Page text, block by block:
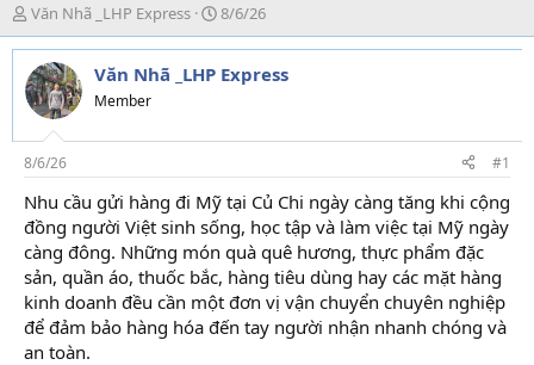
T
h
r
e
a
d
s
t
a
r
t
e
r
Văn Nhã _LHP Express
N
g
à
y
i
8/6/26
Văn Nhã _LHP Express
Member
8/6/26 #1
Nhu cầu gửi hàng đi Mỹ tại Củ Chi ngày càng tăng khi cộng
đồng người Việt sinh sống, học tập và làm việc tại Mỹ ngày
càng đông. Những món quà quê hương, thực phẩm đặc
sản, quần áo, thuốc bắc, hàng tiêu dùng hay các mặt hàng
kinh doanh đều cần một đơn vị vận chuyển chuyên nghiệp
để đảm bảo hàng hóa đến tay người nhận nhanh chóng và
an toàn.